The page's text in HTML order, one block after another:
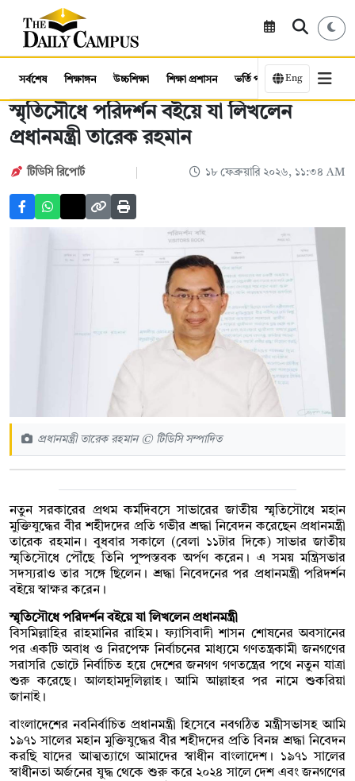
সর্বশেষ শিক্ষাঙ্গন উচ্চশিক্ষা শিক্ষা প্রশাসন ভর্তি পরীক্ষা কর্মসংস্থান
Eng
স্মৃতিসৌধে পরিদর্শন বইয়ে যা লিখলেন
প্রধানমন্ত্রী তারেক রহমান
টিডিসি ‍রিপোর্ট ১৮ ফেব্রুয়ারি ২০২৬, ১১:৩৪ AM
প্রধানমন্ত্রী তারেক রহমান © টিডিসি সম্পাদিত
নতুন সরকারের প্রথম কর্মদিবসে সাভারের জাতীয় স্মৃতিসৌধে মহান
মুক্তিযুদ্ধের বীর শহীদদের প্রতি গভীর শ্রদ্ধা নিবেদন করেছেন প্রধানমন্ত্রী
তারেক রহমান। বুধবার সকালে (বেলা ১১টার দিকে) সাভার জাতীয়
স্মৃতিসৌধে পৌঁছে তিনি পুষ্পস্তবক অর্পণ করেন। এ সময় মন্ত্রিসভার
সদস্যরাও তার সঙ্গে ছিলেন। শ্রদ্ধা নিবেদনের পর প্রধানমন্ত্রী পরিদর্শন
বইয়ে স্বাক্ষর করেন।
স্মৃতিসৌধে পরিদর্শন বইয়ে যা লিখলেন প্রধানমন্ত্রী
বিসমিল্লাহির রাহমানির রাহিম। ফ্যাসিবাদী শাসন শোষনের অবসানের
পর একটি অবাধ ও নিরপেক্ষ নির্বাচনের মাধ্যমে গণতন্ত্রকামী জনগণের
সরাসরি ভোটে নির্বাচিত হয়ে দেশের জনগণ গণতন্ত্রের পথে নতুন যাত্রা
শুরু করেছে। আলহামদুলিল্লাহ। আমি আল্লাহর পর নামে শুকরিয়া
জানাই।
বাংলাদেশের নবনির্বাচিত প্রধানমন্ত্রী হিসেবে নবগঠিত মন্ত্রীসভাসহ আমি
১৯৭১ সালের মহান মুক্তিযুদ্ধের বীর শহীদদের প্রতি বিনম্ন শ্রদ্ধা নিবেদন
করছি যাদের আত্মত্যাগে আমাদের স্বাধীন বাংলাদেশ। ১৯৭১ সালের
স্বাধীনতা অর্জনের যুদ্ধ থেকে শুরু করে ২০২৪ সালে দেশ এবং জনগণের